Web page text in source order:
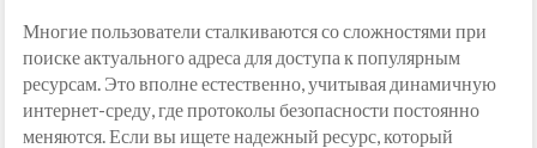
Многие пользователи сталкиваются со сложностями при
поиске актуального адреса для доступа к популярным
ресурсам. Это вполне естественно, учитывая динамичную
интернет-среду, где протоколы безопасности постоянно
меняются. Если вы ищете надежный ресурс, который